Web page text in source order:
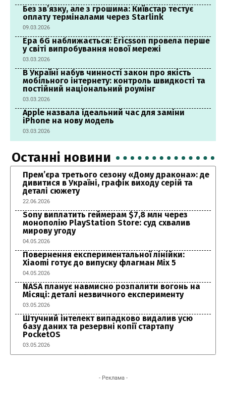
Без зв’язку, але з грошима: Київстар тестує
оплату терміналами через Starlink
09.03.2026
Ера 6G наближається: Ericsson провела перше
у світі випробування нової мережі
03.03.2026
В Україні набув чинності закон про якість
мобільного інтернету: контроль швидкості та
постійний національний роумінг
03.03.2026
Apple назвала ідеальний час для заміни
iPhone на нову модель
03.03.2026
Останні новини
Прем’єра третього сезону «Дому дракона»: де
дивитися в Україні, графік виходу серій та
деталі сюжету
22.06.2026
Sony виплатить геймерам $7,8 млн через
монополію PlayStation Store: суд схвалив
мирову угоду
04.05.2026
Повернення експериментальної лінійки:
Xiaomi готує до випуску флагман Mix 5
04.05.2026
NASA планує навмисно розпалити вогонь на
Місяці: деталі незвичного експерименту
03.05.2026
Штучний інтелект випадково видалив усю
базу даних та резервні копії стартапу
PocketOS
03.05.2026
- Реклама -